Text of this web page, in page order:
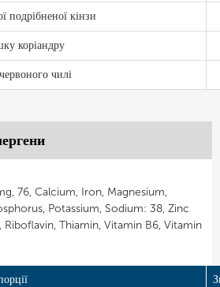
подрібненої кінзи
коріандру
чилі
76, Calcium, Iron, Magnesium,
Potassium, Sodium: 38, Zinc
Riboflavin, Thiamin, Vitamin B6, Vitamin